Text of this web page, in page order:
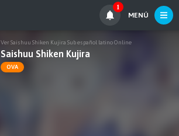
1
MENÚ
Ver Saishuu Shiken Kujira Sub español latino Online
Saishuu Shiken Kujira
OVA